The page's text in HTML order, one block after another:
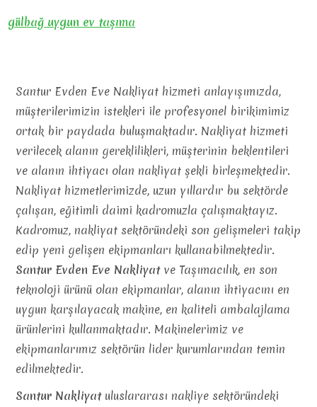
gülbağ uygun ev taşıma
Santur Evden Eve Nakliyat hizmeti anlayışımızda,
müşterilerimizin istekleri ile profesyonel birikimimiz
ortak bir paydada buluşmaktadır. Nakliyat hizmeti
verilecek alanın gereklilikleri, müşterinin beklentileri
ve alanın ihtiyacı olan nakliyat şekli birleşmektedir.
Nakliyat hizmetlerimizde, uzun yıllardır bu sektörde
çalışan, eğitimli daimi kadromuzla çalışmaktayız.
Kadromuz, nakliyat sektöründeki son gelişmeleri takip
edip yeni gelişen ekipmanları kullanabilmektedir.
Santur Evden Eve Nakliyatve Taşımacılık, en son
teknoloji ürünü olan ekipmanlar, alanın ihtiyacını en
uygun karşılayacak makine, en kaliteli ambalajlama
ürünlerini kullanmaktadır. Makinelerimiz ve
ekipmanlarımız sektörün lider kurumlarından temin
edilmektedir.
Santur Nakliyatuluslararası nakliye sektöründeki